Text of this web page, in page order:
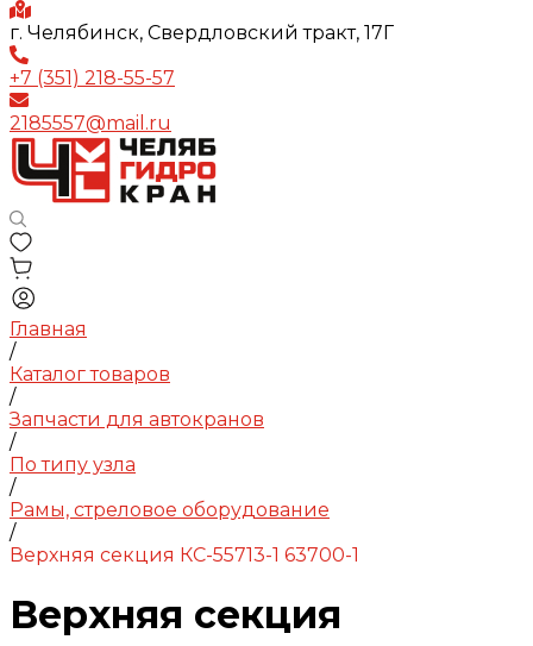
г. Челябинск, Свердловский тракт, 17Г
+7 (351) 218-55-57
2185557@mail.ru
Главная
/
Каталог товаров
/
Запчасти для автокранов
/
По типу узла
/
Рамы, стреловое оборудование
/
Верхняя секция КС-55713-1 63700-1
Верхняя секция